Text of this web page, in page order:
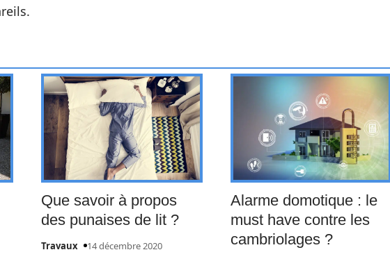
Que savoir à propos
des punaises de lit ?
Travaux 14 décembre 2020
Alarme domotique : le
must have contre les
cambriolages ?